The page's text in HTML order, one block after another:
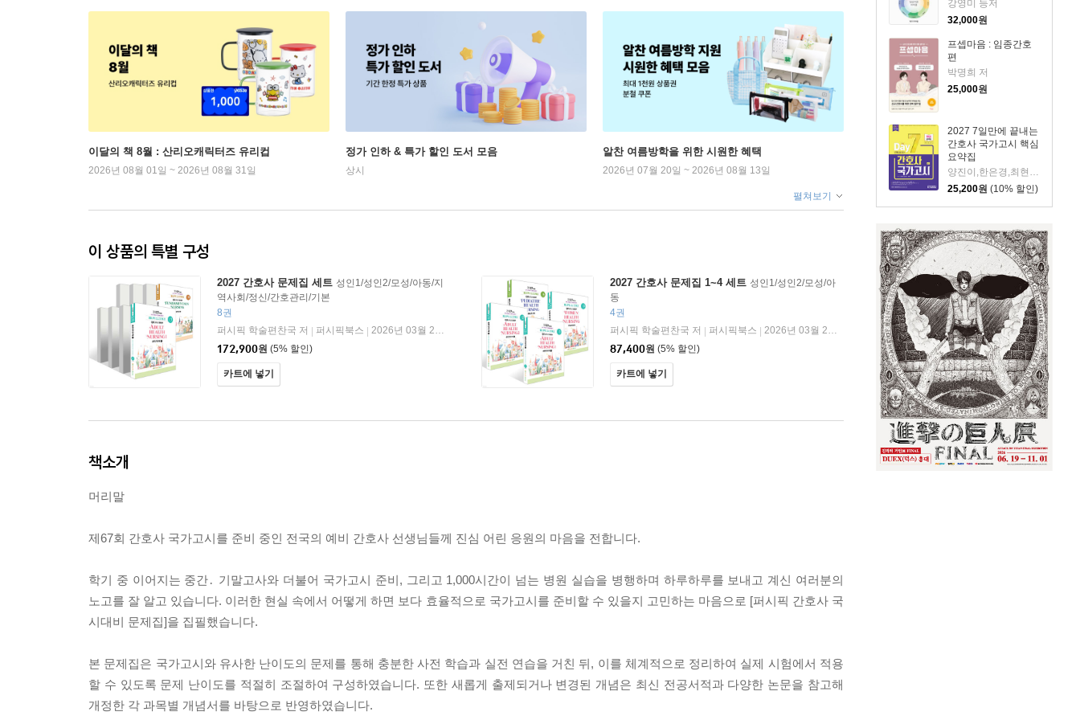
강영미 등저
32,000원
프셉마음 : 임종간호
편
박명희 저
25,000원
2027 7일만에 끝내는
간호사 국가고시 핵심
요약집
양진이,한은경,최현주 공편저
25,200원 (10% 할인)
이달의 책 8월 : 산리오캐릭터즈 유리컵
2026년 08월 01일 ~ 2026년 08월 31일
정가 인하 & 특가 할인 도서 모음
상시
알찬 여름방학을 위한 시원한 혜택
2026년 07월 20일 ~ 2026년 08월 13일
펼쳐보기
이 상품의 특별 구성
2027 간호사 문제집 세트 성인1/성인2/모성/아동/지
역사회/정신/간호관리/기본
8권
퍼시픽 학술편찬국 저
퍼시픽북스
2026년 03월 20일
172,900원 (5% 할인)
카트에 넣기
2027 간호사 문제집 1~4 세트 성인1/성인2/모성/아
동
4권
퍼시픽 학술편찬국 저
퍼시픽북스
2026년 03월 20일
87,400원 (5% 할인)
카트에 넣기
책소개
머리말
제67회 간호사 국가고시를 준비 중인 전국의 예비 간호사 선생님들께 진심 어린 응원의 마음을 전합니다.
학기 중 이어지는 중간․ 기말고사와 더불어 국가고시 준비, 그리고 1,000시간이 넘는 병원 실습을 병행하며 하루하루를 보내고 계신 여러분의
노고를 잘 알고 있습니다. 이러한 현실 속에서 어떻게 하면 보다 효율적으로 국가고시를 준비할 수 있을지 고민하는 마음으로 [퍼시픽 간호사 국
시대비 문제집]을 집필했습니다.
본 문제집은 국가고시와 유사한 난이도의 문제를 통해 충분한 사전 학습과 실전 연습을 거친 뒤, 이를 체계적으로 정리하여 실제 시험에서 적용
할 수 있도록 문제 난이도를 적절히 조절하여 구성하였습니다. 또한 새롭게 출제되거나 변경된 개념은 최신 전공서적과 다양한 논문을 참고해
개정한 각 과목별 개념서를 바탕으로 반영하였습니다.